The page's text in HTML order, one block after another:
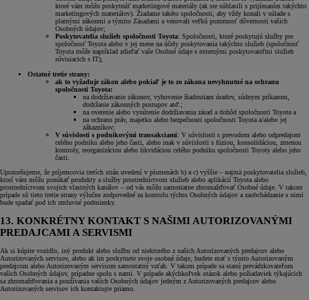
ktoré vám môžu poskytnúť marketingové materiály (ak ste súhlasili s prijímaním takýchto
marketingových materiálov). Žiadame takéto spoločnosti, aby vždy konali v súlade s
platnými zákonmi a týmito Zásadami a venovali veľkú pozornosť dôvernosti vašich
Osobných údajov;
Poskytovatelia služieb spoločnosti Toyota: Spoločnosti, ktoré poskytujú služby pre
spoločnosť Toyota alebo v jej mene na účely poskytovania takýchto služieb (spoločnosť
Toyota môže napríklad zdieľať vaše Osobné údaje s externými poskytovateľmi služieb
súvisiacich s IT);
Ostatné tretie strany:
ak to vyžaduje zákon alebo pokiaľ je to zo zákona nevyhnutné na ochranu
spoločnosti Toyota:
na dodržiavanie zákonov, vyhovenie žiadostiam úradov, súdnym príkazom,
dodržanie zákonných postupov atď.;
na overenie alebo vynútenie dodržiavania zásad a dohôd spoločnosti Toyota a
na ochranu práv, majetku alebo bezpečnosti spoločnosti Toyota a/alebo jej
zákazníkov;
V súvislosti s podnikovými transakciami: V súvislosti s prevodom alebo odpredajom
celého podniku alebo jeho časti, alebo inak v súvislosti s fúziou, konsolidáciou, zmenou
kontroly, reorganizáciou alebo likvidáciou celého podniku spoločnosti Toyoty alebo jeho
časti.
Upozorňujeme, že príjemcovia tretích strán uvedení v písmenách b) a c) vyššie – najmä poskytovatelia služieb,
ktorí vám môžu ponúkať produkty a služby prostredníctvom služieb alebo aplikácií Toyota alebo
prostredníctvom svojich vlastných kanálov – od vás môžu samostatne zhromažďovať Osobné údaje. V takom
prípade sú tieto tretie strany výlučne zodpovedné za kontrolu týchto Osobných údajov a zaobchádzanie s nimi
bude spadať pod ich zmluvné podmienky.
13. KONKRÉTNY KONTAKT S NAŠIMI AUTORIZOVANÝMI
PREDAJCAMI A SERVISMI
Ak si kúpite vozidlo, iný produkt alebo službu od niektorého z našich Autorizovaných predajcov alebo
Autorizovaných servisov, alebo ak im poskytnete svoje osobné údaje, budete mať s týmto Autorizovaným
predajcom alebo Autorizovaným servisom samostatný vzťah. V takom prípade sa stanú prevádzkovateľom
vašich Osobných údajov, prípadne spolu s nami. V prípade akýchkoľvek otázok alebo požiadaviek týkajúcich
sa zhromažďovania a používania vašich Osobných údajov jedným z Autorizovaných predajcov alebo
Autorizovaných servisov ich kontaktujte priamo.